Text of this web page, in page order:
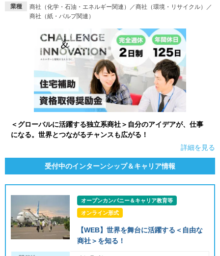
就活支援
就活ノウハウが満載！ お役立ち記事・相談室など
適職診断
あなたに合う仕事を診断！
就活チャンネル
動画で対策講座をチェック
就活ニュースペーパー
就活時事ニュースを更新
よくある質問
不明点があればこちら
業種
商社（化学・石油・エネルギー関連）／商社（環境・リサイクル）／
商社（紙・パルプ関連）
＜グローバルに活躍する独立系商社＞自分のアイデアが、仕事
になる。世界とつながるチャンスも広がる！
詳細を見る
受付中のインターンシップ＆キャリア情報
オープンカンパニー＆キャリア教育等
オンライン形式
【WEB】世界を舞台に活躍する＜自由な
商社＞を知る！